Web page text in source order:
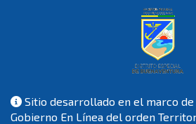
Sitio desarrollado en el marco
Gobierno En Línea del orden